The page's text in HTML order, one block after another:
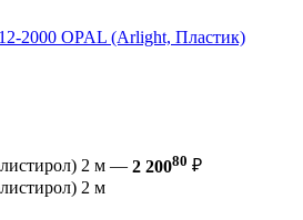
2000 OPAL (Arlight, Пластик)
2 м — 2 20080 ₽
2 м